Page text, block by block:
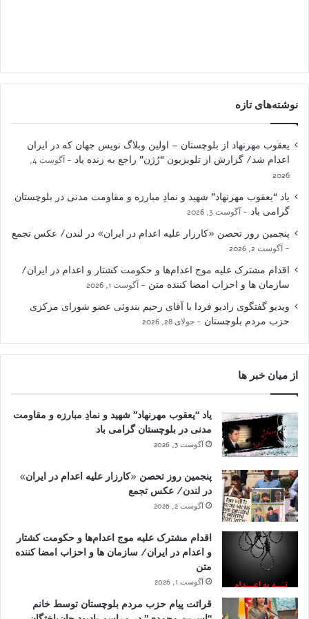
نوشته‌های تازه
یعقوب مهرنهاد از بلوچستان – اولین وبلاگ نویس جهان که در ایران
اعدام شد/ گزارش از تلویزیون “رُژن” راجع به زنده یاد
آگوست 4,
2026
یاد “یعقوب مهرنهاد” شهید و نمادِ مبارزه و مقاومت مدنی در بلوچستان
گرامی باد
آگوست 3, 2026
پنجمین روز تحصن «کارزار علیه اعدام در ایران» در لندن/ عکس تجمع
آگوست 2, 2026
اقدام مشترک علیه موج اعدام‌ها و حکومت کشتار و اعدام در ایران/
سازمان ها و احزاب امضا کننده متن
آگوست 1, 2026
ویدیو گفتگوی رادیو فردا با آقای رحیم بندوئی عضو شورای مرکزی
حزب مردم بلوچستان
جولای 28, 2026
از میان خبر ها
یاد “یعقوب مهرنهاد” شهید و نمادِ مبارزه و مقاومت
مدنی در بلوچستان گرامی باد
آگوست 3, 2026
پنجمین روز تحصن «کارزار علیه اعدام در ایران»
در لندن/ عکس تجمع
آگوست 2, 2026
اقدام مشترک علیه موج اعدام‌ها و حکومت کشتار
و اعدام در ایران/ سازمان ها و احزاب امضا کننده
متن
آگوست 1, 2026
قرائت پیام حزب مردم بلوچستان توسط خانم